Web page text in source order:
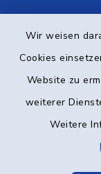
Wir weisen
Cookies
Website zu
weiterer
Weitere